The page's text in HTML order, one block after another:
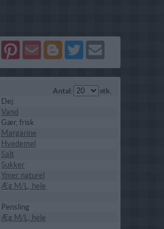
Del
på
Send
via
Del
på
Del
på
Send
Antal: stk.
Dej:
Vand
Gær, frisk
Margarine
Hvedemel
Salt
Sukker
Ymer naturel
Æg M/L, hele
Pensling
Æg M/L, hele